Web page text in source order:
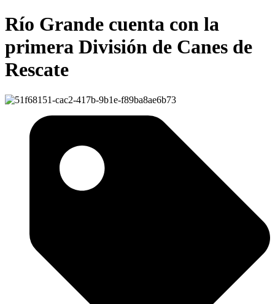
Río Grande cuenta con la
primera División de Canes de
Rescate